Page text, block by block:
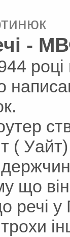
-
році
(
що
речі у